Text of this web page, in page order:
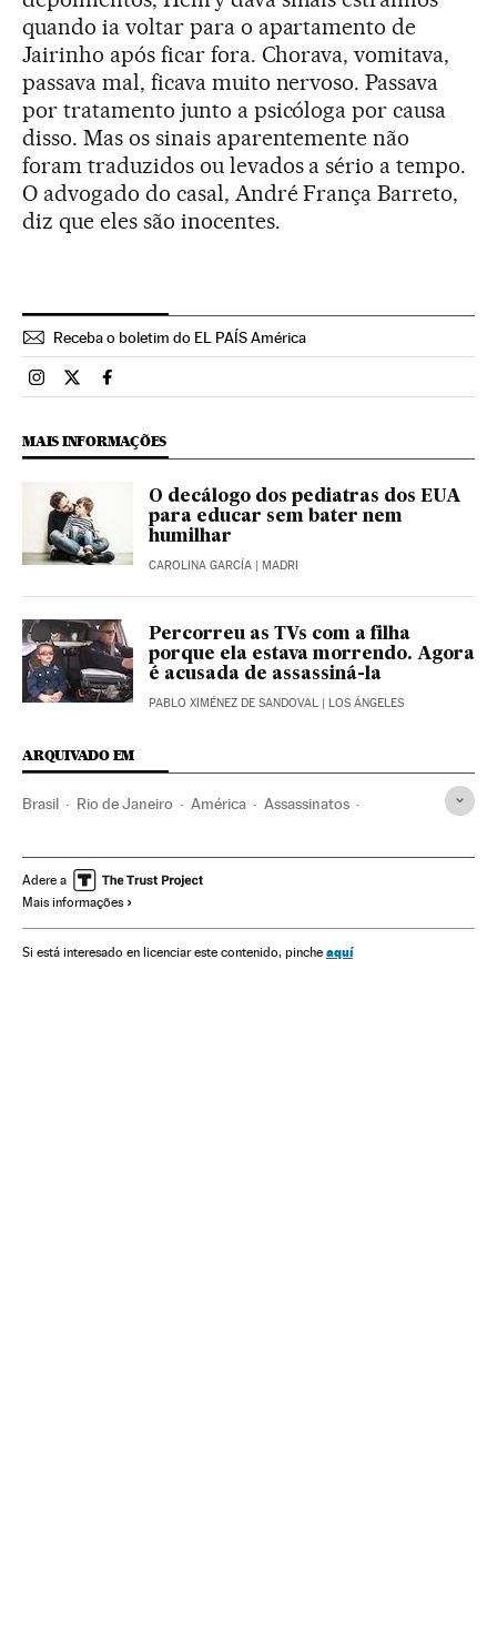
quando ia voltar para o apartamento de
Jairinho após ficar fora. Chorava, vomitava,
passava mal, ficava muito nervoso. Passava
por tratamento junto a psicóloga por causa
disso. Mas os sinais aparentemente não
foram traduzidos ou levados a sério a tempo.
O advogado do casal, André França Barreto,
diz que eles são inocentes.
Receba o boletim do EL PAÍS América
Brasil El País Brasil en Instagram
Brasil El País Brasil en Twitter
Brasil El País Brasil en Facebook
MAIS INFORMAÇÕES
O decálogo dos pediatras dos EUA
para educar sem bater nem
humilhar
CAROLINA GARCÍA | MADRI
Percorreu as TVs com a filha
porque ela estava morrendo. Agora
é acusada de assassiná-la
PABLO XIMÉNEZ DE SANDOVAL | LOS ÁNGELES
ARQUIVADO EM
Brasil Rio de Janeiro América Assassinatos
Investigação policial Agressões físicas
Adere a
Mais informações
Si está interesado en licenciar este contenido, pinche aquí